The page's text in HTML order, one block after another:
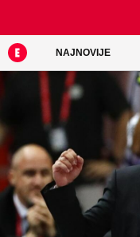
NAJNOVIJE